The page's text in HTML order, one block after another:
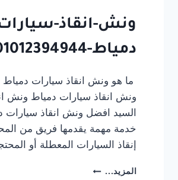
ونش-انقاذ-
دمياط-01012394944
ما هو ونش انقاذ سيارات
ونش انقاذ سيارات دمياط ونش
السيد افضل ونش انقاذ سيارات
خدمة مهمة يقدمها فريق من
إنقاذ السيارات المعطلة أو
المزيد... ونش-